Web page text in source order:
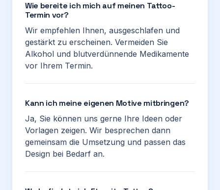
Wie bereite ich mich auf meinen Tattoo-
Termin vor?
Wir empfehlen Ihnen, ausgeschlafen und
gestärkt zu erscheinen. Vermeiden Sie
Alkohol und blutverdünnende Medikamente
vor Ihrem Termin.
Kann ich meine eigenen Motive mitbringen?
Ja, Sie können uns gerne Ihre Ideen oder
Vorlagen zeigen. Wir besprechen dann
gemeinsam die Umsetzung und passen das
Design bei Bedarf an.